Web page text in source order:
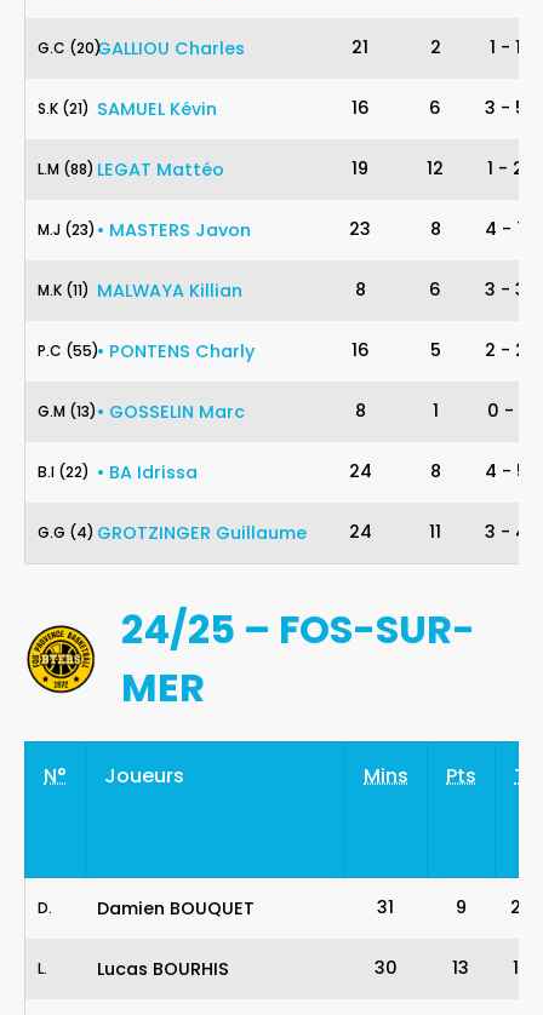
20 GALLIOU Charles
G.C (20) 21 2 1 - 1
21 SAMUEL Kévin
S.K (21) 16 6 3 - 5
88 LEGAT Mattéo
L.M (88) 19 12 1 - 2
23 • MASTERS Javon
M.J (23) 23 8 4 - 7
11 MALWAYA Killian
M.K (11) 8 6 3 - 3
55 • PONTENS Charly
P.C (55) 16 5 2 - 2
13 • GOSSELIN Marc
G.M (13) 8 1 0 -
22 • BA Idrissa
B.I (22) 24 8 4 - 5
4 GROTZINGER Guillaume
G.G (4) 24 11 3 - 4
24/25 – FOS-SUR-
MER
N° Joueurs Mins Pts
Damien BOUQUET
D. 31 9 2
Lucas BOURHIS
L. 30 13 1